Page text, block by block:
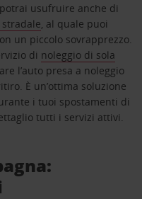
usufruire anche di
, al quale puoi
un piccolo sovrapprezzo.
di noleggio di sola
l’auto presa a noleggio
È un’ottima soluzione
i tuoi spostamenti di
tutti i servizi attivi.